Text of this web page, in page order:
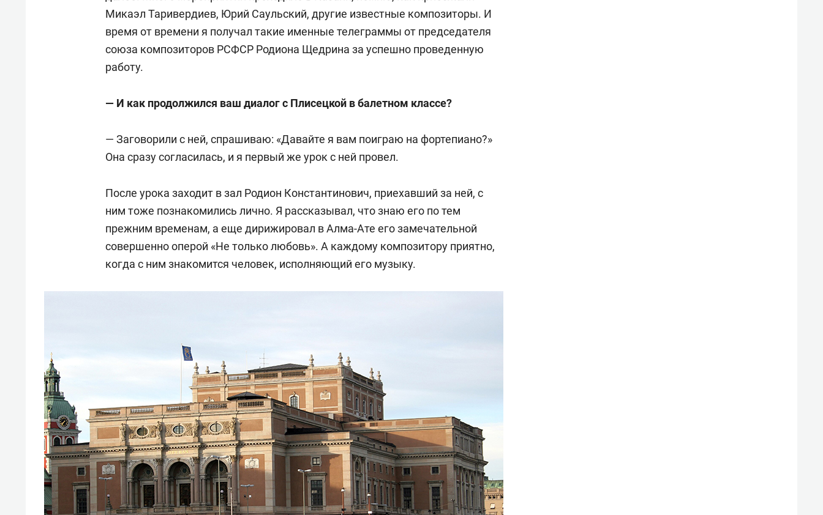
1985–1989 — главный дирижер Казахского академического театра оперы и
1989–1990 — дирижер Мариинского театра.
С успехом гастролирует в Великобритании, Франции, Италии, Ирландии и
1991–1995 — дирижер Баварской государственной оперы (Мюнхен), а после
(Стокгольм).
В 2000 году в Мариинском театре в качестве приглашенного дирижера
ставил балеты «Манон» Жюля Массне и «Петрушка» Игоря Стравинского, с
В 2001-м вновь занял пост главного дирижера Казахского оперного театра.
С 2016-го — приглашенный дирижер Мариинского театра.
Ныне — дирижер Казахского национального театра оперы и балета им.
Абая и главный дирижер симфонического оркестра Казахской
национальной консерватории им. Курмангазы.
Народный артист Татарстана и Казахстана.
Заслуженный артист РФ, заслуженный деятель Казахстана.
Микаэл Таривердиев, Юрий Саульский, другие известные композиторы. И
время от времени я получал такие именные телеграммы от председателя
союза композиторов РСФСР Родиона Щедрина за успешно проведенную
работу.
— И как продолжился ваш диалог с Плисецкой в балетном классе?
— Заговорили с ней, спрашиваю: «Давайте я вам поиграю на фортепиано?»
Она сразу согласилась, и я первый же урок с ней провел.
После урока заходит в зал Родион Константинович, приехавший за ней, с
ним тоже познакомились лично. Я рассказывал, что знаю его по тем
прежним временам, а еще дирижировал в Алма-Ате его замечательной
совершенно оперой «Не только любовь». А каждому композитору приятно,
когда с ним знакомится человек, исполняющий его музыку.